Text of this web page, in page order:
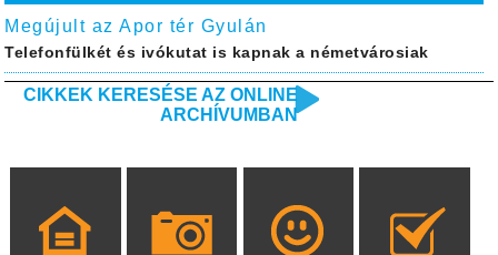
Megújult az Apor tér Gyulán
Telefonfülkét és ivókutat is kapnak a németvárosiak
CIKKEK KERESÉSE AZ ONLINE
ARCHÍVUMBAN